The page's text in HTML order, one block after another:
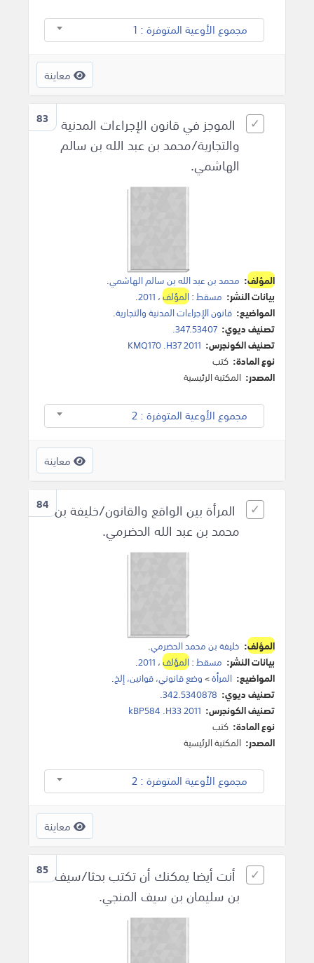
مجموع الأوعية المتوفرة : 1
معاينة
83
الموجز في قانون الإجراءات المدنية
والتجارية/محمد بن عبد الله بن سالم
الهاشمي.
المؤلف: محمد بن عبد الله بن سالم الهاشمي.
بيانات النشر: مسقط:المؤلف، 2011
.
المواضيع: قانون الإجراءات المدنية والتجارية.
تصنيف ديوي: 347.53407.
تصنيف الكونجرس: KMQ170 .H37 2011
نوع المادة: كتب
المصدر: المكتبة الرئيسية
مجموع الأوعية المتوفرة : 2
معاينة
84 المرأة بين الواقع والقانون/خليفة بن
محمد بن عبد الله الحضرمي.
المؤلف: خليفة بن محمد الحضرمي.
بيانات النشر: مسقط:المؤلف، 2011
.
المواضيع: المرأة>وضع قانوني، قوانين، إلخ.
تصنيف ديوي: 342.5340878.
تصنيف الكونجرس: kBP584 .H33 2011
نوع المادة: كتب
المصدر: المكتبة الرئيسية
مجموع الأوعية المتوفرة : 2
معاينة
85 أنت أيضا يمكنك أن تكتب بحثا/سيف
بن سليمان بن سيف المنجي.